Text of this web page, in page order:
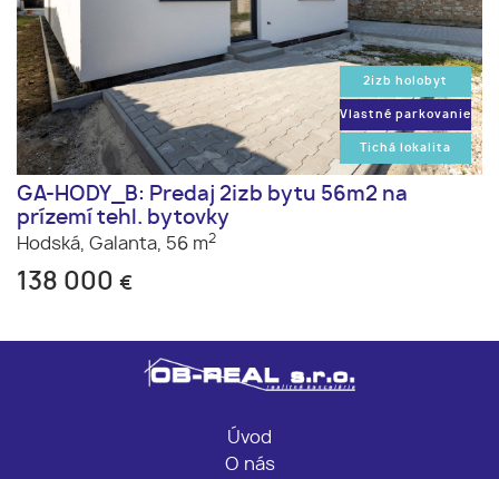
2izb holobyt
Vlastné parkovanie
Tichá lokalita
GA-HODY_B: Predaj 2izb bytu 56m2 na
prízemí tehl. bytovky
Hodská, Galanta, 56 m2
138 000 €
Úvod
O nás